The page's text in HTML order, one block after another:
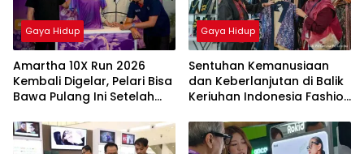
Gaya Hidup
Amartha 10X Run 2026
Kembali Digelar, Pelari Bisa
Bawa Pulang Ini Setelah
Gaya Hidup
Sentuhan Kemanusiaan
dan Keberlanjutan di Balik
Keriuhan Indonesia Fashion